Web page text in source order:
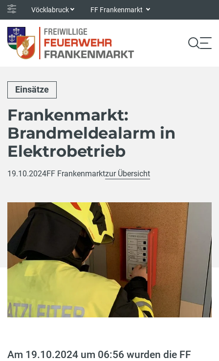
Vöcklabruck FF Frankenmarkt
Einsätze
Frankenmarkt:
Brandmeldealarm in
Elektrobetrieb
19.10.2024FF Frankenmarktzur Übersicht
Am 19.10.2024 um 06:56 wurden die FF